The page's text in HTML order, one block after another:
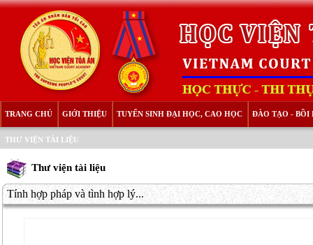
TRANG CHỦ GIỚI THIỆU TUYỂN SINH ĐẠI HỌC, CAO HỌC ĐÀO TẠO - BỒI
THƯ VIỆN TÀI LIỆU
Thư viện tài liệu
Tính hợp pháp và tình hợp lý...